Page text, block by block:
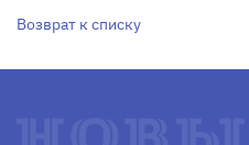
Возврат к списку